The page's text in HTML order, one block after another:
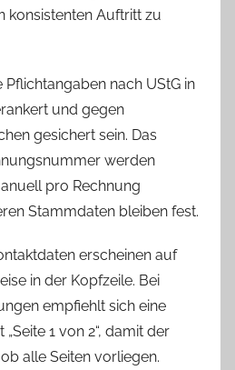
konsistenten Auftritt zu
nach UStG in
und gegen
gesichert sein. Das
werden
pro Rechnung
Stammdaten bleiben fest.
erscheinen auf
in der Kopfzeile. Bei
empfiehlt sich eine
1 von 2“, damit der
alle Seiten vorliegen.